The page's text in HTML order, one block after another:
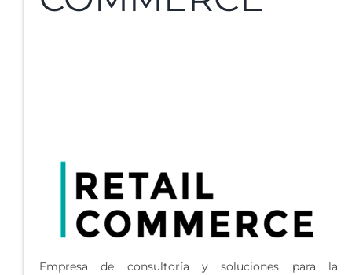
Empresa de consultoría y soluciones para la